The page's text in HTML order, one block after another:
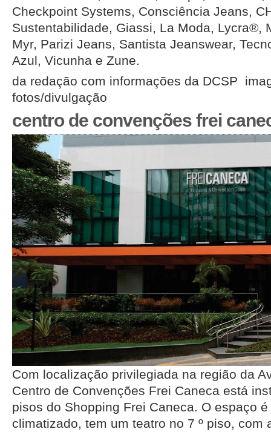
Checkpoint Systems, Consciência Jeans,
Sustentabilidade, Giassi, La Moda, Lycra®,
Myr, Parizi Jeans, Santista Jeanswear,
Azul, Vicunha e Zune.
da redação com informações da DCSP
fotos/divulgação
centro de convenções frei
Com localização privilegiada na região da
Centro de Convenções Frei Caneca está
pisos do Shopping Frei Caneca. O espaço
climatizado, tem um teatro no 7 º piso, com